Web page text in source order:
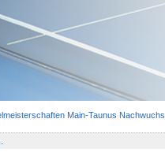
Main-Taunus Nachwuchs